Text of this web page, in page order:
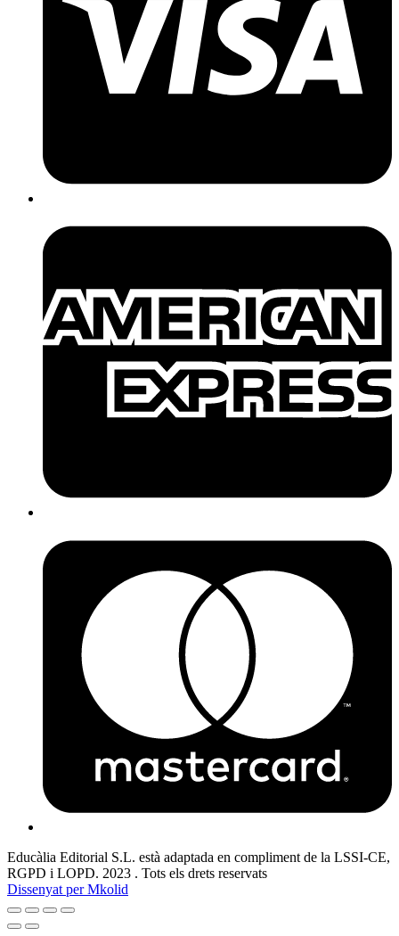
Educàlia Editorial S.L. està adaptada en compliment de la LSSI-CE,
RGPD i LOPD. 2023 . Tots els drets reservats
Dissenyat per Mkolid